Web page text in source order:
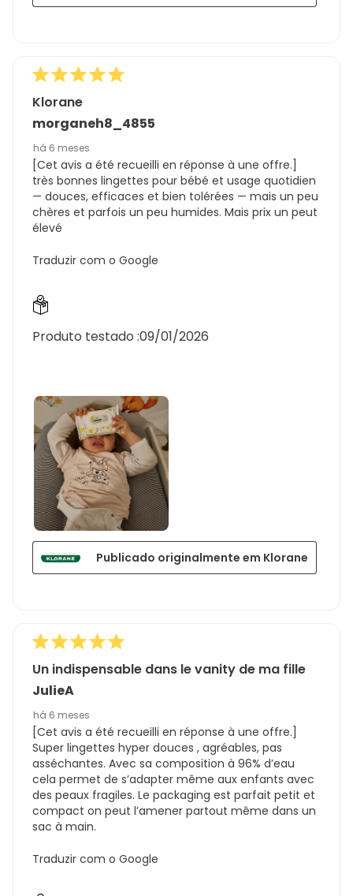
Klorane
morganeh8_4855
há 6 meses
[Cet avis a été recueilli en réponse à une offre.]
très bonnes lingettes pour bébé et usage quotidien
— douces, efficaces et bien tolérées — mais un peu
chères et parfois un peu humides. Mais prix un peut
élevé
Traduzir com o Google
Produto testado :09/01/2026
Publicado originalmente em Klorane
Un indispensable dans le vanity de ma fille
JulieA
há 6 meses
[Cet avis a été recueilli en réponse à une offre.]
Super lingettes hyper douces , agréables, pas
asséchantes. Avec sa composition à 96% d’eau
cela permet de s’adapter même aux enfants avec
des peaux fragiles. Le packaging est parfait petit et
compact on peut l’amener partout même dans un
sac à main.
Traduzir com o Google